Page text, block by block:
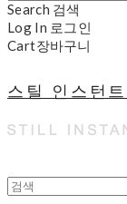
Search 검색
Log In 로그인
Cart장바구니
스틸 인스턴트